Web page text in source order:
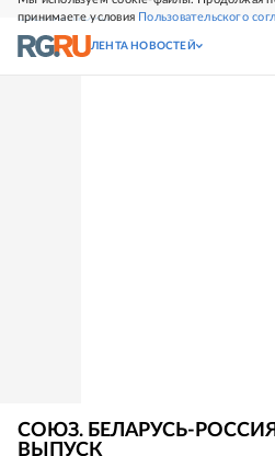
принимаете условия Пользовательского
СВЕЖИЙ НОМЕР
ЛЕНТА НОВОСТЕЙ
СОЮЗ. БЕЛАРУСЬ-
ВЫПУСК